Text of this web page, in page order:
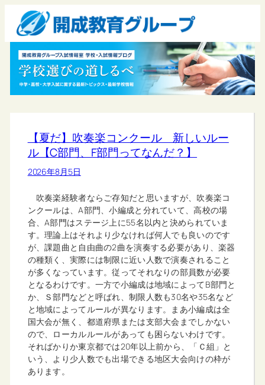
【夏だ】吹奏楽コンクール 新しいルー
ル【C部門、F部門ってなんだ？】
2026年8月5日
吹奏楽経験者ならご存知だと思いますが、吹奏楽コ
ンクールは、A部門、小編成と分れていて、高校の場
合、A部門はステージ上に55名以内と決められていま
す。理論上はそれより少なければ何人でも良いのです
が、課題曲と自由曲の2曲を演奏する必要があり、楽器
の種類く、実際には制限に近い人数で演奏されること
が多くなっています。従ってそれなりの部員数が必要
となるわけです。一方で小編成は地域によってB部門と
か、Ｓ部門などと呼ばれ、制限人数も30名や35名など
と地域によってルールが異なります。まあ小編成は全
国大会が無く、都道府県または支部大会までしかない
ので、ローカルルールがあっても困らないわけです。
そればかりか東京都では20年以上前から、「Ｃ組」と
いう、より少人数でも出場できる地区大会向けの枠が
あります。